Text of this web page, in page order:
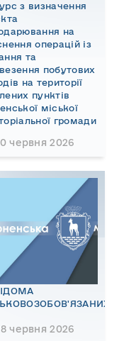
з визначення
на
операцій із
та
побутових
на території
пунктів
міської
громади
червня 2026
червня 2026